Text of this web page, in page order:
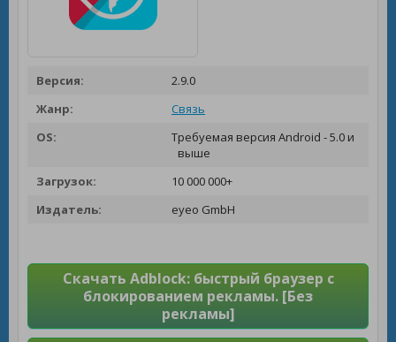
Версия:
2.9.0
Жанр:
Связь
OS:
Требуемая версия Android - 5.0 и
выше
Загрузок:
10 000 000+
Издатель:
eyeo GmbH
Скачать Adblock: быстрый браузер с
блокированием рекламы. [Без
рекламы]